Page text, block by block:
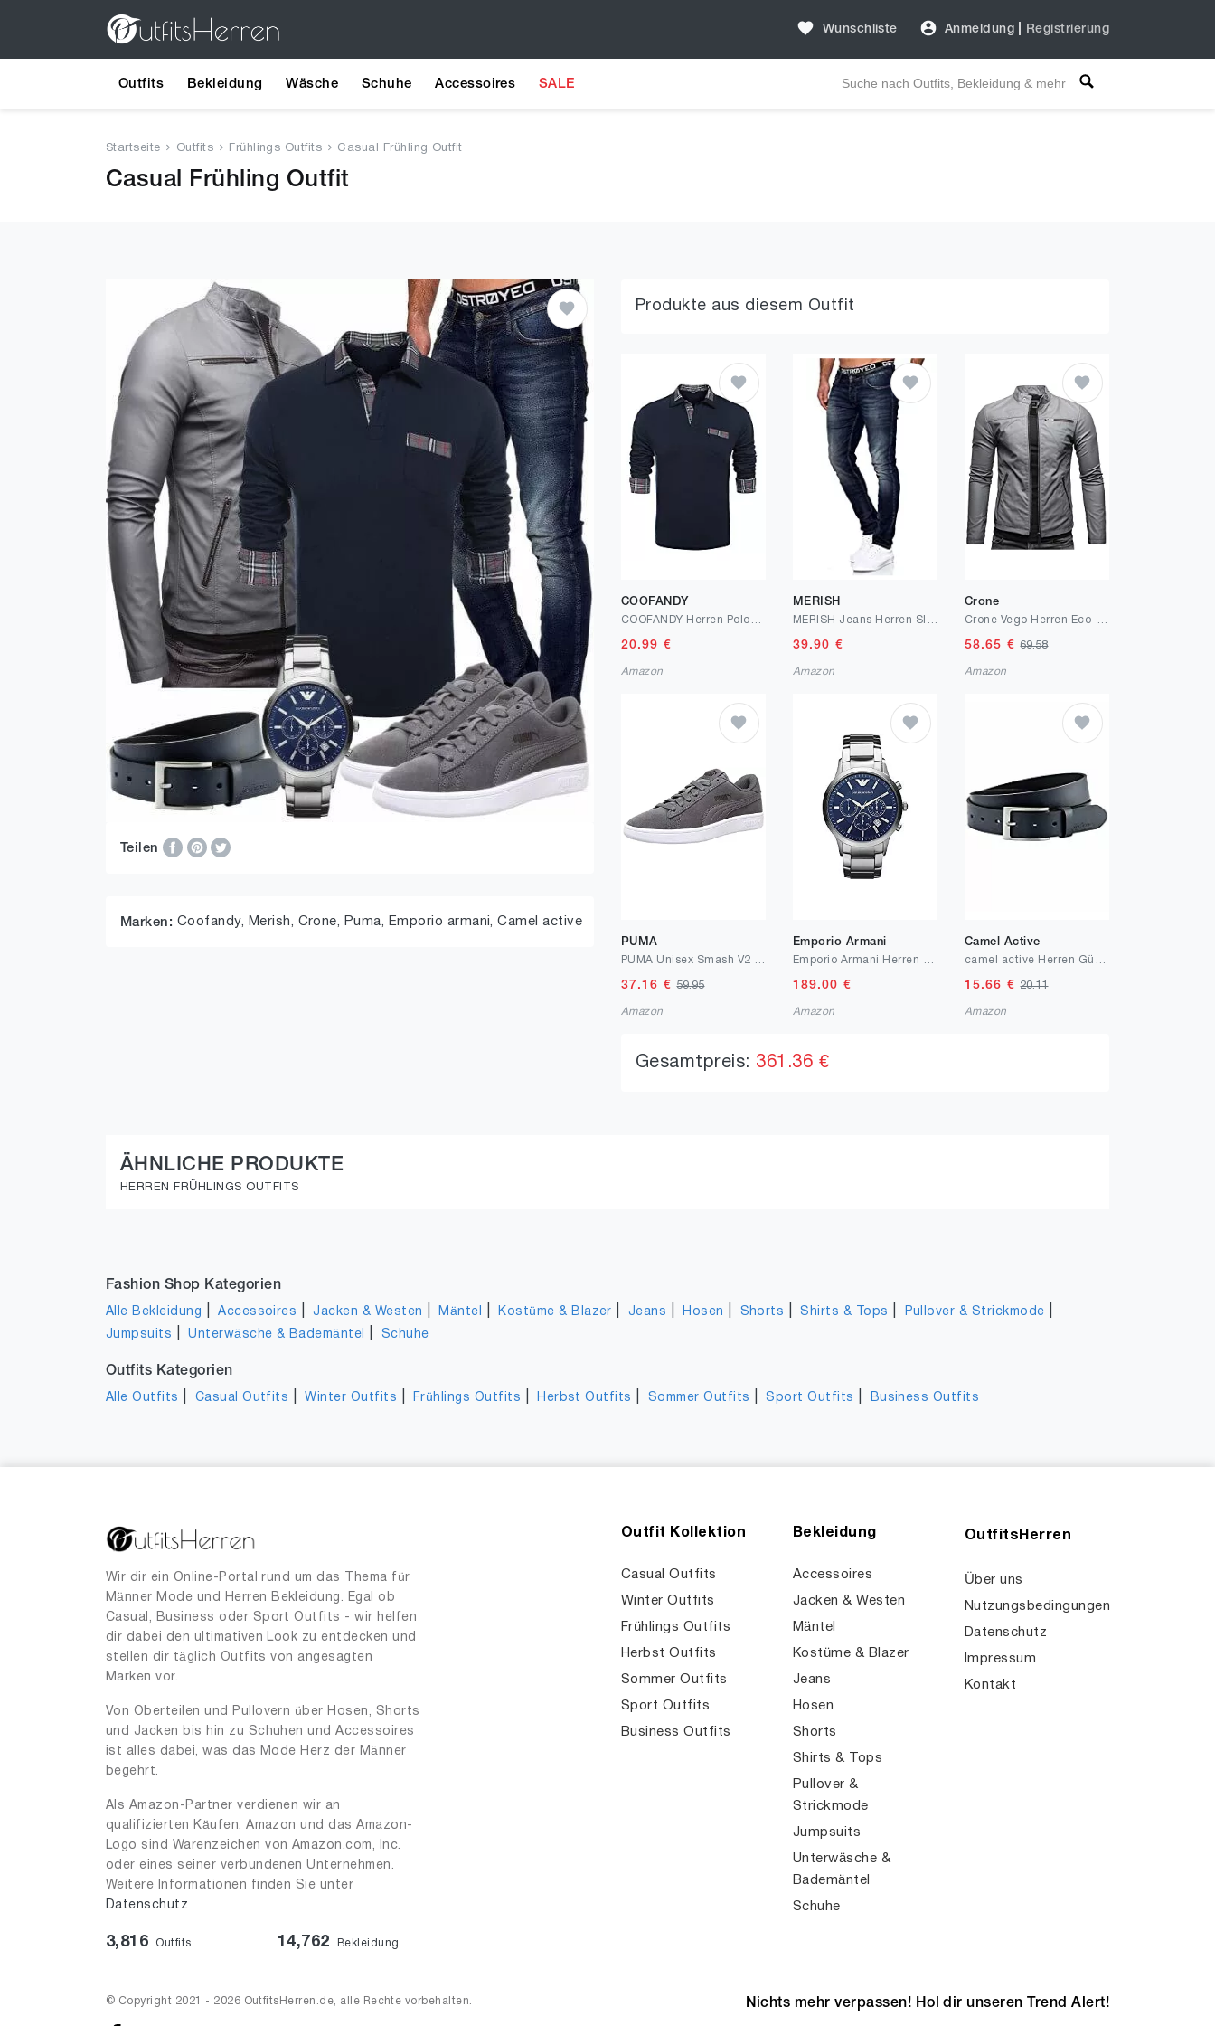
Wunschliste Anmeldung Registrierung
Outfits Bekleidung Wäsche Schuhe Accessoires SALE
Startseite Outfits Frühlings Outfits Casual Frühling Outfit
Casual Frühling Outfit
Teilen
Marken: Coofandy, Merish, Crone, Puma, Emporio armani,Camel active
Produkte aus diesem Outfit
COOFANDY
20.99 €
Amazon
MERISH
39.90 €
Amazon
Crone
58.65 €69.58
Amazon
PUMA
37.16 €59.95
Amazon
Emporio Armani
189.00 €
Amazon
Camel Active
15.66 €20.11
Amazon
Gesamtpreis: 361.36 €
ÄHNLICHE PRODUKTE
HERREN FRÜHLINGS OUTFITS
Fashion Shop Kategorien
Alle Bekleidung |Accessoires |Jacken & Westen Mäntel Kostüme & Blazer Jeans Hosen Shorts |Shirts & Tops Pullover & Strickmode
Jumpsuits |Unterwäsche & Bademäntel Schuhe
Outfits Kategorien
Alle Outfits Casual Outfits |Winter Outfits Frühlings Outfits Herbst Outfits Sommer Outfits |Sport Outfits Business Outfits
Wir dir ein Online-Portal rund um das Thema für
Männer Mode und Herren Bekleidung. Egal ob
Casual, Business oder Sport Outfits - wir helfen
dir dabei den ultimativen Look zu entdecken und
stellen dir täglich Outfits von angesagten
Marken vor.
Von Oberteilen und Pullovern über Hosen, Shorts
und Jacken bis hin zu Schuhen und Accessoires
ist alles dabei, was das Mode Herz der Männer
begehrt.
Als Amazon-Partner verdienen wir an
qualifizierten Käufen. Amazon und das Amazon-
Logo sind Warenzeichen von Amazon.com, Inc.
oder eines seiner verbundenen Unternehmen.
Weitere Informationen finden Sie unter
Datenschutz
3,816 Outfits 14,762 Bekleidung
Outfit Kollektion
Casual Outfits
Winter Outfits
Frühlings Outfits
Herbst Outfits
Sommer Outfits
Sport Outfits
Business Outfits
Bekleidung
Accessoires
Jacken & Westen
Mäntel
Kostüme & Blazer
Jeans
Hosen
Shorts
Shirts & Tops
Pullover &
Strickmode
Jumpsuits
Unterwäsche &
Bademäntel
Schuhe
OutfitsHerren
Über uns
Nutzungsbedingungen
Datenschutz
Impressum
Kontakt
© Copyright 2021 - 2026 OutfitsHerren.de, alle Rechte vorbehalten. Nichts mehr verpassen! Hol dir unseren Trend Alert!